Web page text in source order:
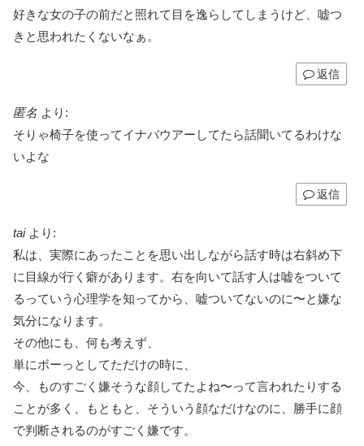
好きな女の子の前だと照れて目を逸らしてしまうけど、嘘つ
きと思われたくないなぁ。
返信
匿名 より:
そりゃ椅子を使ってイナバウアーしてたら話聞いてるわけな
いよな
返信
tai より:
私は、実際にあったことを思い出しながら話す時は右斜め下
に目線が行く癖があります。右を向いて話す人は嘘をついて
るっていう心理学を知ってから、嘘ついてないのに〜と嫌な
気分になります。
その他にも、何も考えず、
単にボーっとしてただけの時に、
今、ものすごく嫌そうな顔してたよね〜って言われたりする
ことが多く、もともと、そういう顔なだけなのに、勝手に顔
で判断されるのがすごく嫌です。